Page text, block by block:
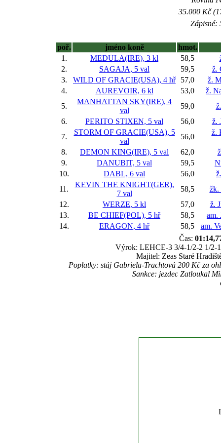
35.000 Kč
Zápisné:
poř. jméno koně
hmot.
1.
MEDULA(IRE), 3 kl 58,5
2.
SAGAJA, 5 val 59,5
ž.
3.
WILD OF GRACIE(USA), 4 hř 57,0
ž.
4.
AUREVOIR, 6 kl 53,0
ž.
5.
MANHATTAN SKY(IRE), 4
val
59,0
6.
PERITO STIXEN, 5 val 56,0
ž.
7.
STORM OF GRACIE(USA), 5
val
56,0
ž.
8. DEMON KING(IRE), 5 val 62,0
9.
DANUBIT, 5 val 59,5
10.
DABL, 6 val 56,0
11.
KEVIN THE KNIGHT(GER),
7 val
58,5
žk.
12.
WERZE, 5 kl 57,0
ž.
13.
BE CHIEF(POL), 5 hř 58,5
am.
14.
ERAGON, 4 hř 58,5
am.
Čas:
Výrok: LEHCE-3 3/4-1/2-2 1/2-
Majitel: Zeas Staré
Poplatky: stáj Gabriela-Trachtová 200 Kč za
Sankce: jezdec Zatloukal